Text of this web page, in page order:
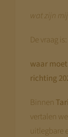
wat zijn
De vraag is:
waar
richting
Binnen
vertalen
uitlegbare